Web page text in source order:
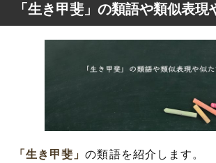
「生き甲斐」の類語や類似表現
「生き甲斐」の類語を紹介します。